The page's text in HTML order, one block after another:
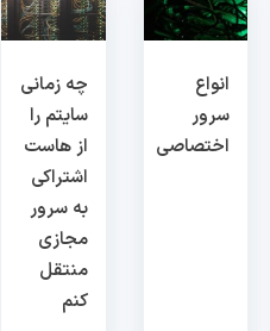
انواع
سرور
اختصاصی
چه زمانی
سایتم را
از هاست
اشتراکی
به سرور
مجازی
منتقل
کنم